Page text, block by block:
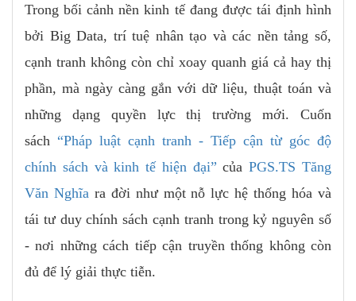
Trong bối cảnh nền kinh tế đang được tái định hình
bởi Big Data, trí tuệ nhân tạo và các nền tảng số,
cạnh tranh không còn chỉ xoay quanh giá cả hay thị
phần, mà ngày càng gắn với dữ liệu, thuật toán và
những dạng quyền lực thị trường mới. Cuốn
sách “Pháp luật cạnh tranh - Tiếp cận từ góc độ
chính sách và kinh tế hiện đại” củaPGS.TS Tăng
Văn Nghĩa ra đời như một nỗ lực hệ thống hóa và
tái tư duy chính sách cạnh tranh trong kỷ nguyên số
- nơi những cách tiếp cận truyền thống không còn
đủ để lý giải thực tiễn.